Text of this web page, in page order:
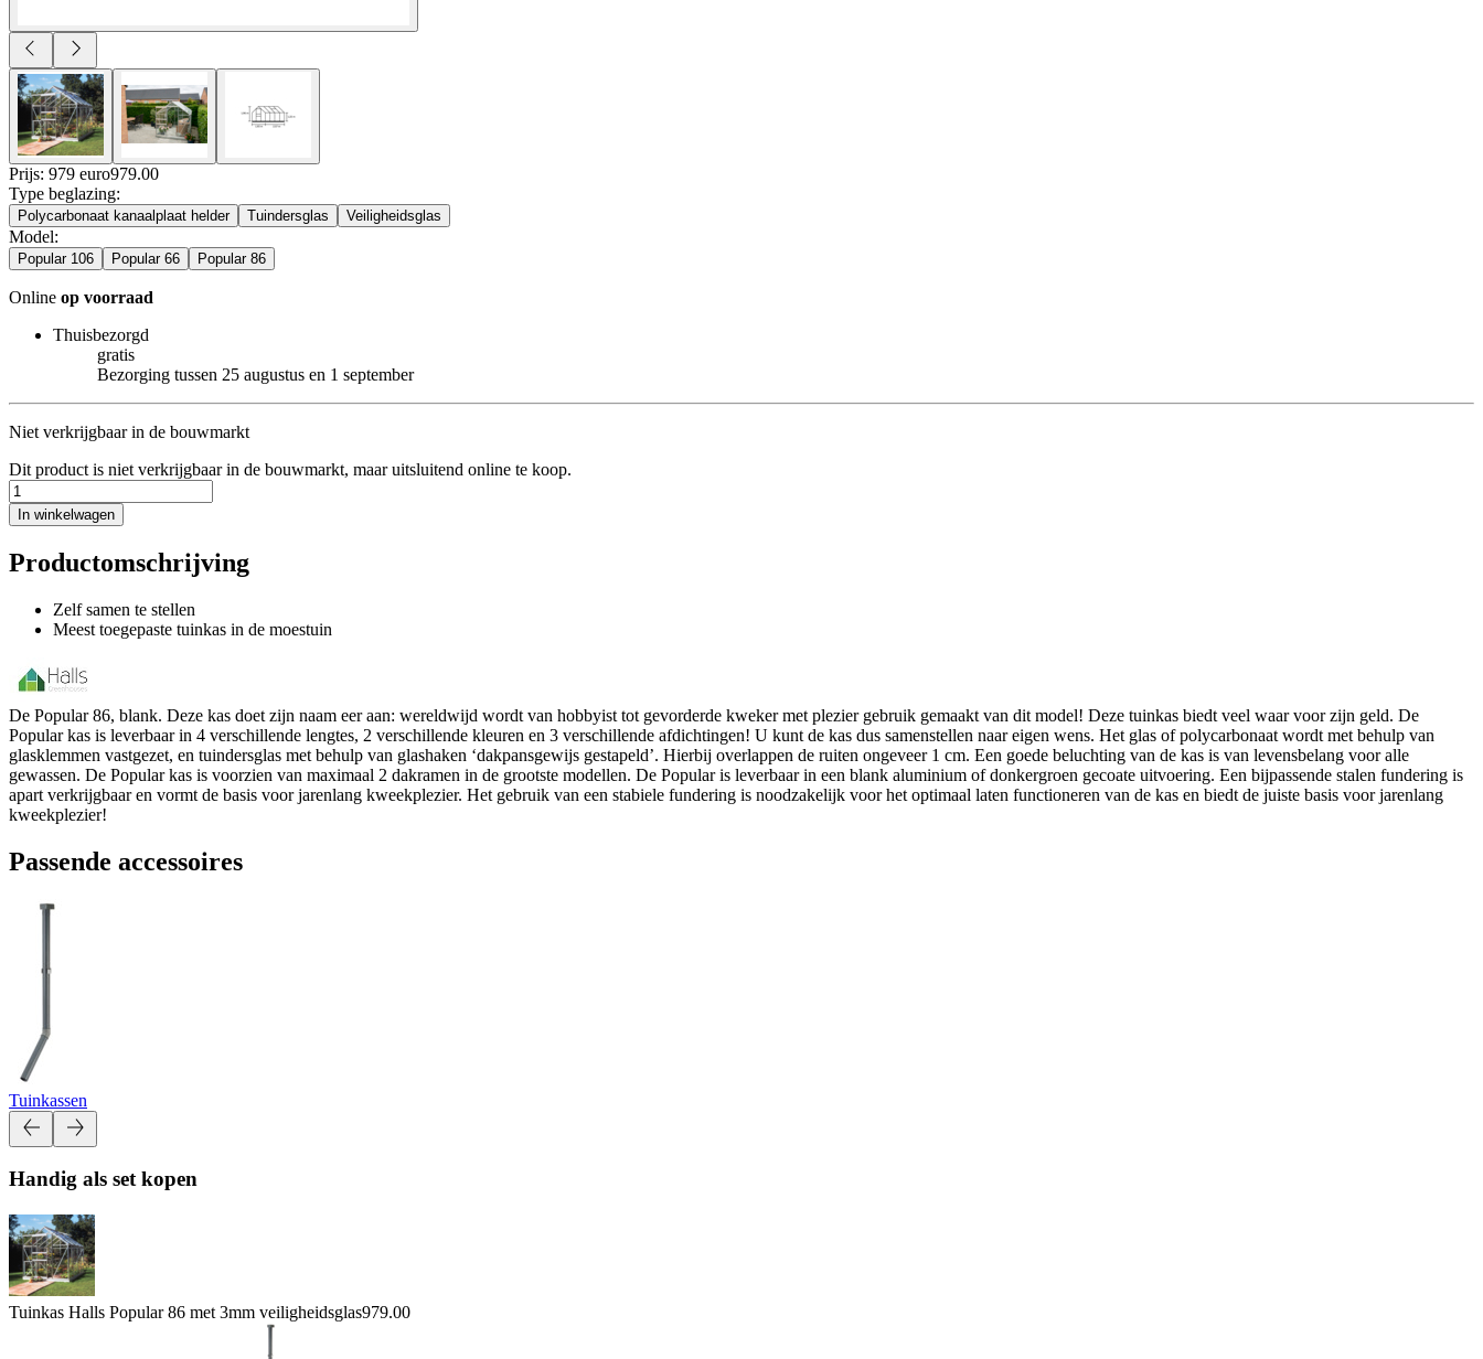
Prijs: 979 euro979.00
Type beglazing:
Polycarbonaat kanaalplaat helder Tuindersglas Veiligheidsglas
Model:
Popular 106 Popular 66 Popular 86
Online op voorraad
Thuisbezorgd
gratis
Bezorging tussen 25 augustus en 1 september
Niet verkrijgbaar in de bouwmarkt
Dit product is niet verkrijgbaar in de bouwmarkt, maar uitsluitend online te koop.
In winkelwagen
Productomschrijving
Zelf samen te stellen
Meest toegepaste tuinkas in de moestuin
De Popular 86, blank. Deze kas doet zijn naam eer aan: wereldwijd wordt van hobbyist tot gevorderde kweker met plezier gebruik gemaakt van dit model! Deze tuinkas biedt veel waar voor zijn geld. De
Popular kas is leverbaar in 4 verschillende lengtes, 2 verschillende kleuren en 3 verschillende afdichtingen! U kunt de kas dus samenstellen naar eigen wens. Het glas of polycarbonaat wordt met behulp van
glasklemmen vastgezet, en tuindersglas met behulp van glashaken ‘dakpansgewijs gestapeld’. Hierbij overlappen de ruiten ongeveer 1 cm. Een goede beluchting van de kas is van levensbelang voor alle
gewassen. De Popular kas is voorzien van maximaal 2 dakramen in de grootste modellen. De Popular is leverbaar in een blank aluminium of donkergroen gecoate uitvoering. Een bijpassende stalen fundering is
apart verkrijgbaar en vormt de basis voor jarenlang kweekplezier. Het gebruik van een stabiele fundering is noodzakelijk voor het optimaal laten functioneren van de kas en biedt de juiste basis voor jarenlang
kweekplezier!
Passende accessoires
Tuinkassen
Handig als set kopen
Tuinkas Halls Popular 86 met 3mm veiligheidsglas979.00